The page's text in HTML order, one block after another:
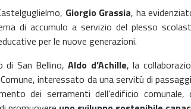
Giorgio Grassia, ha
di accumulo a servizio del plesso
per le nuove generazioni.
di San Bellino,Aldo d’Achille, la
interessato da una servitù di
dei serramenti dell’edificio